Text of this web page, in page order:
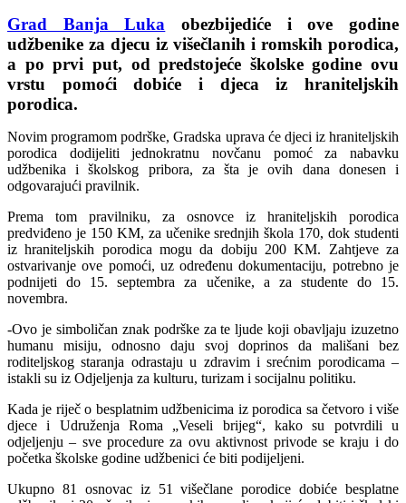
Grad Banja Luka obezbijediće i ove godine
udžbenike za djecu iz višečlanih i romskih porodica,
a po prvi put, od predstojeće školske godine ovu
vrstu pomoći dobiće i djeca iz hraniteljskih
porodica.
Novim programom podrške, Gradska uprava će djeci iz hraniteljskih
porodica dodijeliti jednokratnu novčanu pomoć za nabavku
udžbenika i školskog pribora, za šta je ovih dana donesen i
odgovarajući pravilnik.
Prema tom pravilniku, za osnovce iz hraniteljskih porodica
predviđeno je 150 KM, za učenike srednjih škola 170, dok studenti
iz hraniteljskih porodica mogu da dobiju 200 KM. Zahtjeve za
ostvarivanje ove pomoći, uz određenu dokumentaciju, potrebno je
podnijeti do 15. septembra za učenike, a za studente do 15.
novembra.
-Ovo je simboličan znak podrške za te ljude koji obavljaju izuzetno
humanu misiju, odnosno daju svoj doprinos da mališani bez
roditeljskog staranja odrastaju u zdravim i srećnim porodicama –
istakli su iz Odjeljenja za kulturu, turizam i socijalnu politiku.
Kada je riječ o besplatnim udžbenicima iz porodica sa četvoro i više
djece i Udruženja Roma „Veseli brijeg“, kako su potvrdili u
odjeljenju – sve procedure za ovu aktivnost privode se kraju i do
početka školske godine udžbenici će biti podijeljeni.
Ukupno 81 osnovac iz 51 višečlane porodice dobiće besplatne